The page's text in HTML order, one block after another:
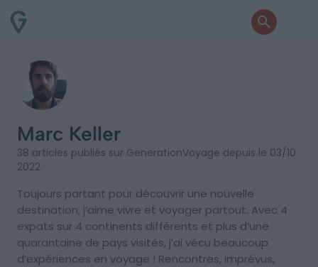
Marc Keller
38 articles publiés sur GenerationVoyage depuis le 03/10
2022
Toujours partant pour découvrir une nouvelle
destination, j’aime vivre et voyager partout. Avec 4
expats sur 4 continents différents et plus d’une
quarantaine de pays visités, j’ai vécu beaucoup
d’expériences en voyage ! Rencontres, imprévus,